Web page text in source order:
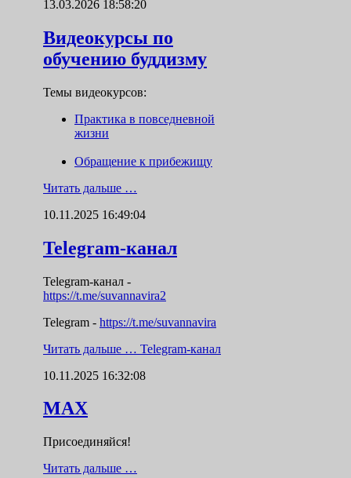
13.03.2026 18:58:20
Видеокурсы по
обучению буддизму
Темы видеокурсов:
Практика в повседневной
жизни
Обращение к прибежищу
Читать дальше …
10.11.2025 16:49:04
Telegram-канал
Telegram-канал -
https://t.me/suvannavira2
Telegram - https://t.me/suvannavira
Читать дальше … Telegram-канал
10.11.2025 16:32:08
MAX
Присоединяйся!
Читать дальше …